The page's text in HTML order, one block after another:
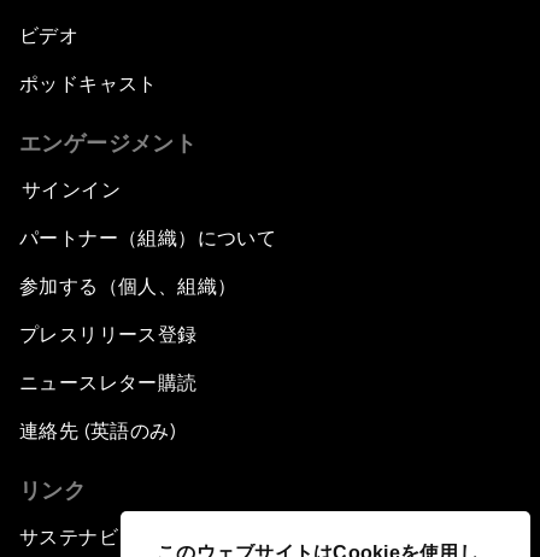
このウェブサイトはCookieを使用し
ビデオ
ポッドキャスト
エンゲージメント
サインイン
パートナー（組織）について
参加する（個人、組織）
プレスリリース登録
ニュースレター購読
連絡先 (英語のみ)
リンク
サステナビリティへの取り組み